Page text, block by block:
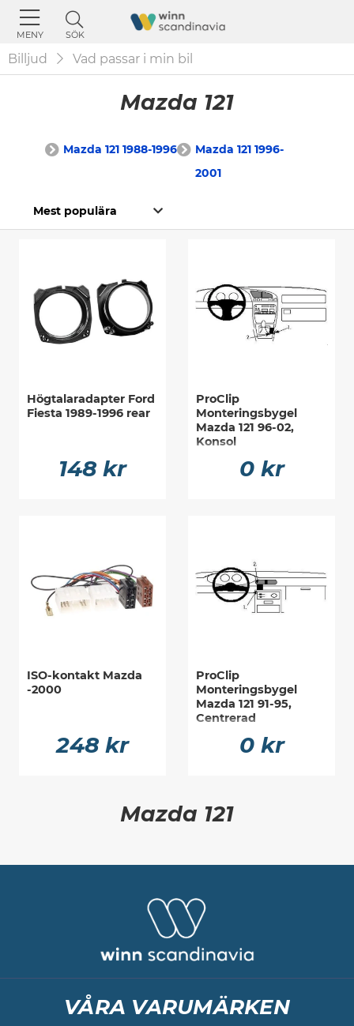
MENY SÖK
Billjud Vad passar i min bil
Mazda 121
Mazda 121 1988-1996
Mazda 121 1996-
2001
Högtalaradapter Ford
Fiesta 1989-1996 rear
148 kr
ProClip
Monteringsbygel
Mazda 121 96-02,
Konsol
0 kr
ISO-kontakt Mazda
-2000
248 kr
ProClip
Monteringsbygel
Mazda 121 91-95,
Centrerad
0 kr
Mazda 121
VÅRA VARUMÄRKEN